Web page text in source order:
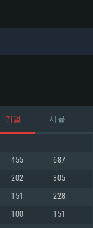
리얼 시뮬
455 687
202 305
151 228
100 151